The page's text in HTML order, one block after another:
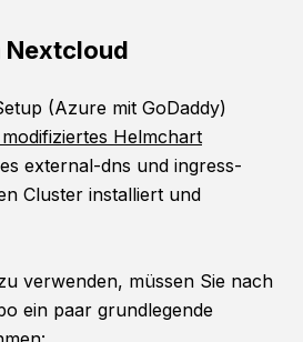
Nextcloud
(Azure mit GoDaddy)
Helmchart
external-dns und ingress-
Cluster installiert und
verwenden, müssen Sie nach
ein paar grundlegende